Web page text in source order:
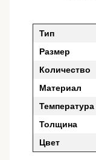
Тип
Размер
Количество
Материал
Температура
Толщина
Цвет